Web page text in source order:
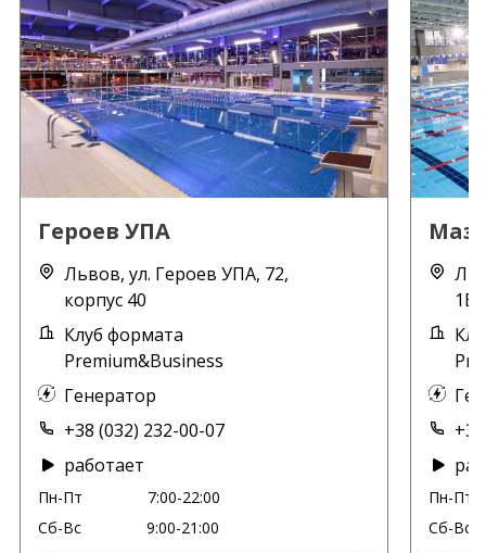
Героев УПА
Львов, ул. Героев УПА, 72,
корпус 40
Клуб формата
Premium&Business
Генератор
+38 (032) 232-00-07
работает
Пн-Пт
7:00-22:00
Сб-Вс
9:00-21:00
Пн-Пт
Сб-Вс